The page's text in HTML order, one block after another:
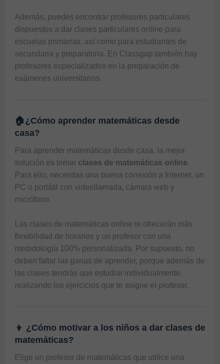
Además, puedes encontrar profesores particulares
dispuestos a dar clases particulares online para
escuelas primarias, así como para estudiantes de
secundaria y preparatoria. En Classgap también hay
profesores especializados en la preparación de
🏠¿Cómo aprender matemáticas desde
casa?
Para aprender matemáticas desde casa, la mejor
solución es tomar clases de matemáticas online.
Para ello, necesitas una buena conexión a Internet, un
PC o portátil con videollamada, cámara web y
micrófono.
Las clases de matemáticas online te ofrecerán más
flexibilidad de horarios y un profesor con una
metodología 100% personalizada. Por supuesto, no
deben faltar las ganas de aprender, porque además de
las clases tendrás que estudiar individualmente,
👦 ¿Cómo motivar a los niños a dar clases de
matemáticas?
Elige un profesor de matemáticas que utilice una